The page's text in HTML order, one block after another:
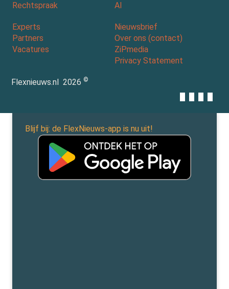
Rechtspraak
AI
Experts
Partners
Vacatures
Nieuwsbrief
Over ons (contact)
ZiPmedia
Privacy Statement
Flexnieuws.nl 2026 ©
Blijf bij: de FlexNieuws-app is nu uit!